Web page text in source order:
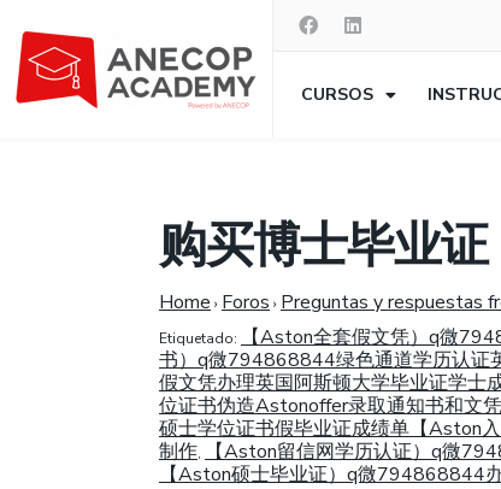
CURSOS
购买博士毕业
Home › Foros › Preguntas y respuestas
Etiquetado:
【Aston全套假文凭）q微
书）q微794868844绿色通道学历认证
假文凭办理英国阿斯顿大学毕业证学士
位证书伪造Astonoffer录取通知书和文
硕士学位证书假毕业证成绩单【Aston
制作, 【Aston留信网学历认证）q微
【Aston硕士毕业证）q微794868844